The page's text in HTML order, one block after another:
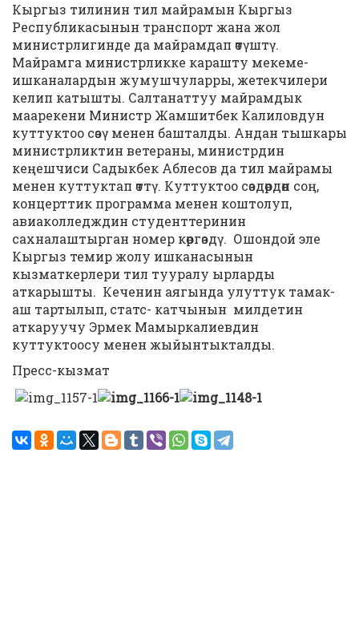
Кыргыз тилинин тил майрамын Кыргыз
Республикасынын транспорт жана жол
министрлигинде да майрамдап ѳтүштү.
Майрамга министрликке карашту мекеме-
ишканалардын жумушчуларры, жетекчилери
келип катышты. Салтанаттуу майрамдык
маарекени Министр Жамшитбек Калиловдун
куттуктоо сѳзү менен башталды. Андан тышкары
министрликтин ветераны, министрдин
кеңешчиси Садыкбек Аблесов да тил майрамы
менен куттуктап ѳттү. Куттуктоо сѳздѳрдѳн соң,
концерттик программа менен коштолуп,
авиаколледждин студенттеринин
сахналаштырган номер кѳргѳздү. Ошондой эле
Кыргыз темир жолу ишканасынын
кызматкерлери тил тууралу ырларды
аткарышты. Кеченин аягында улуттук тамак-
аш тартылып, статс- катчынын милдетин
аткаруучу Эрмек Мамыркалиевдин
куттуктоосу менен жыйынтыкталды.
Пресс-кызмат